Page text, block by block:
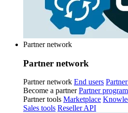
Partner network
Partner network
Partner network End users
Become a partner Partner program
Partner tools Marketplace
Sales tools Reseller API